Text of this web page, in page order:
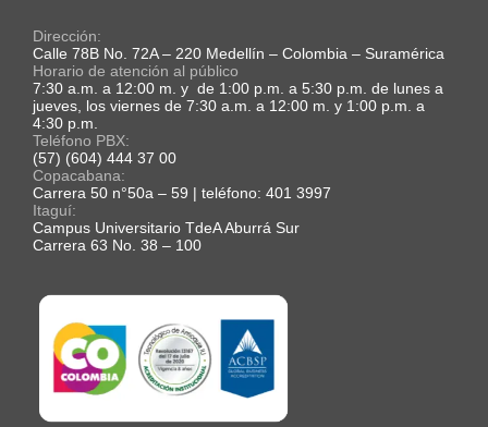
Dirección:
Calle 78B No. 72A – 220 Medellín – Colombia – Suramérica
Horario de atención al público
7:30 a.m. a 12:00 m. y de 1:00 p.m. a 5:30 p.m. de lunes a
jueves, los viernes de 7:30 a.m. a 12:00 m. y 1:00 p.m. a
4:30 p.m.
Teléfono PBX:
(57) (604) 444 37 00
Copacabana:
Carrera 50 n°50a – 59 | teléfono: 401 3997
Itaguí:
Campus Universitario TdeA Aburrá Sur
Carrera 63 No. 38 – 100